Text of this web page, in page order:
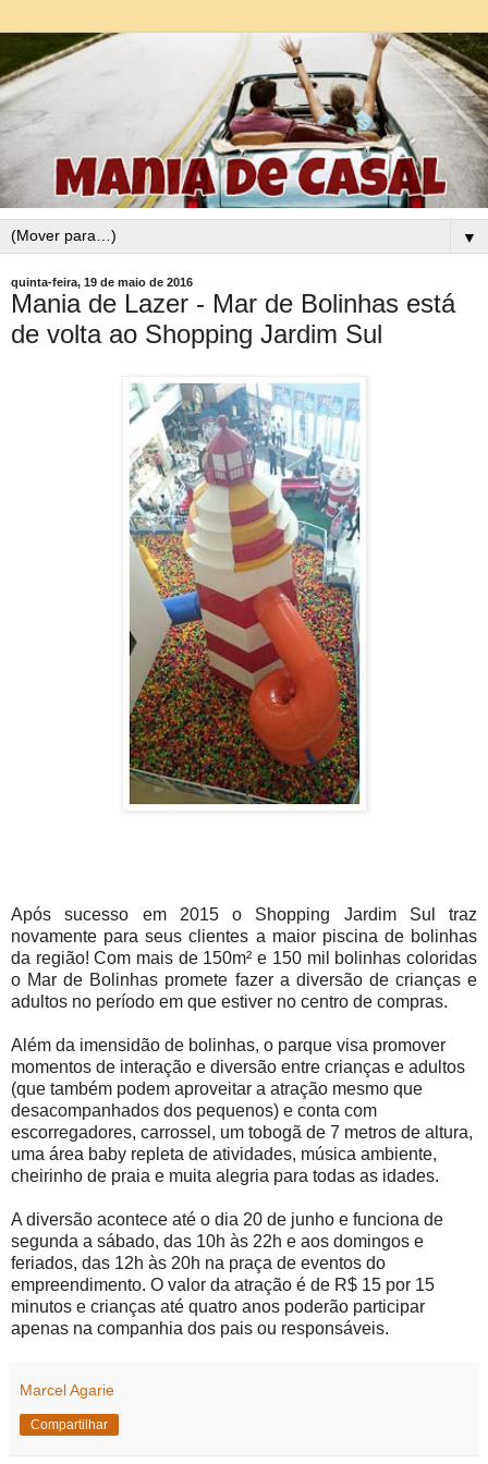
▼
quinta-feira, 19 de maio de 2016
Mania de Lazer - Mar de Bolinhas está
de volta ao Shopping Jardim Sul
Após sucesso em 2015 o Shopping Jardim Sul traz
novamente para seus clientes a maior piscina de bolinhas
da região! Com mais de 150m² e 150 mil bolinhas coloridas
o Mar de Bolinhas promete fazer a diversão de crianças e
adultos no período em que estiver no centro de compras.
Além da imensidão de bolinhas, o parque visa promover
momentos de interação e diversão entre crianças e adultos
(que também podem aproveitar a atração mesmo que
desacompanhados dos pequenos) e conta com
escorregadores, carrossel, um tobogã de 7 metros de altura,
uma área baby repleta de atividades, música ambiente,
cheirinho de praia e muita alegria para todas as idades.
A diversão acontece até o dia 20 de junho e funciona de
segunda a sábado, das 10h às 22h e aos domingos e
feriados, das 12h às 20h na praça de eventos do
empreendimento. O valor da atração é de R$ 15 por 15
minutos e crianças até quatro anos poderão participar
apenas na companhia dos pais ou responsáveis.
Marcel Agarie
Compartilhar